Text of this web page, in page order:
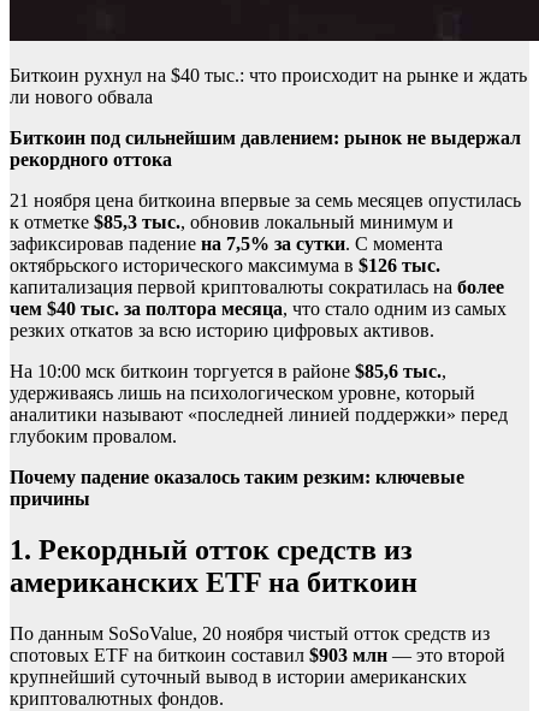
Биткоин рухнул на $40 тыс.: что происходит на рынке и ждать
ли нового обвала
Биткоин под сильнейшим давлением: рынок не выдержал
рекордного оттока
21 ноября цена биткоина впервые за семь месяцев опустилась
к отметке $85,3 тыс., обновив локальный минимум и
зафиксировав падение на 7,5% за сутки. С момента
октябрьского исторического максимума в $126 тыс.
капитализация первой криптовалюты сократилась на более
чем $40 тыс. за полтора месяца, что стало одним из самых
резких откатов за всю историю цифровых активов.
На 10:00 мск биткоин торгуется в районе $85,6 тыс.,
удерживаясь лишь на психологическом уровне, который
аналитики называют «последней линией поддержки» перед
глубоким провалом.
Почему падение оказалось таким резким: ключевые
причины
1. Рекордный отток средств из
американских ETF на биткоин
По данным SoSoValue, 20 ноября чистый отток средств из
спотовых ETF на биткоин составил $903 млн — это второй
крупнейший суточный вывод в истории американских
криптовалютных фондов.